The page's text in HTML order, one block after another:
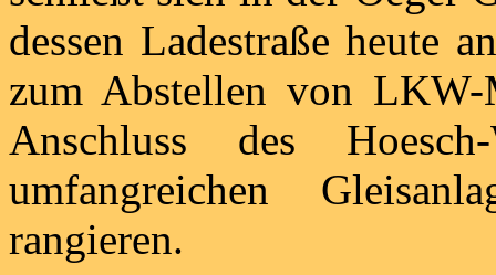
dessen Ladestraße heute
zum Abstellen von
Anschluss des
umfangreichen
rangieren.